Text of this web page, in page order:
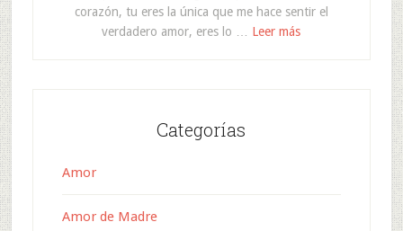
corazón, tu eres la única que me hace sentir el
verdadero amor, eres lo … Leer más
Categorías
Amor
Amor de Madre